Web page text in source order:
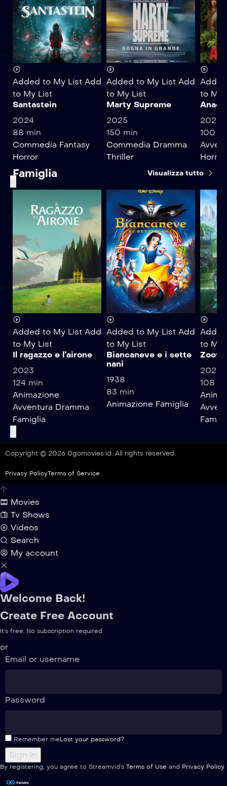
Added to My List Add
to My List
Santastein
2024
88 min
Commedia Fantasy
Horror
Added to My List Add
to My List
Marty Supreme
2025
150 min
Commedia Dramma
Thriller
to My
2025
100
Horror
‹›
Famiglia Visualizza tutto
Added to My List Add
to My List
Il ragazzo e l’airone
2023
124 min
Animazione
Avventura Dramma
Famiglia
Added to My List Add
to My List
Biancaneve e i sette
nani
1938
83 min
Animazione Famiglia
to My
2025
108
‹›
Copyright © 2026 0gomovies.id. All rights reserved.
Privacy PolicyTerms of Service
Movies
Tv Shows
Videos
Search
My account
Welcome Back!
Create Free Account
It's free. No subscription required
or
Email or username
Password
Remember meLost your password?
By registering, you agree to Streamvid's Terms of Use and Privacy Policy